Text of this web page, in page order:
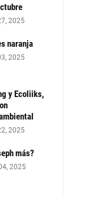
2025
naranja
2025
y Ecoliiks,
2025
más?
2025